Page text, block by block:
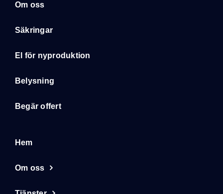
Om oss
Säkringar
El för nyproduktion
Belysning
Begär offert
Hem
Om oss